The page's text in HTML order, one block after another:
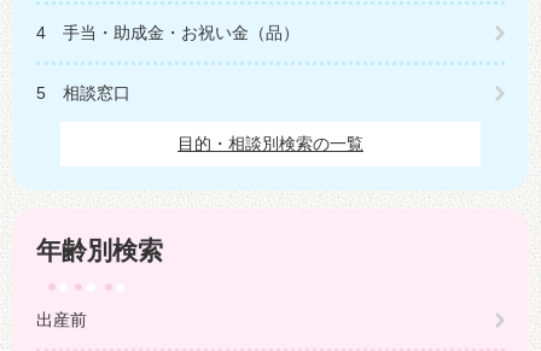
4 手当・助成金・お祝い金（品）
5 相談窓口
目的・相談別検索の一覧
年齢別検索
出産前